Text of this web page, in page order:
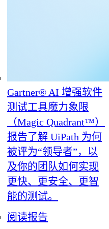
Gartner® AI 增强软件
测试工具魔力象限
（Magic Quadrant™）
报告了解 UiPath 为何
被评为“领导者”，以
及你的团队如何实现
更快、更安全、更智
能的测试。
阅读报告